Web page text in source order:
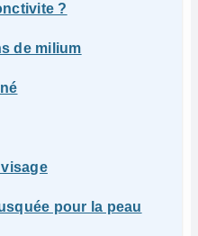
?
de milium
pour la peau